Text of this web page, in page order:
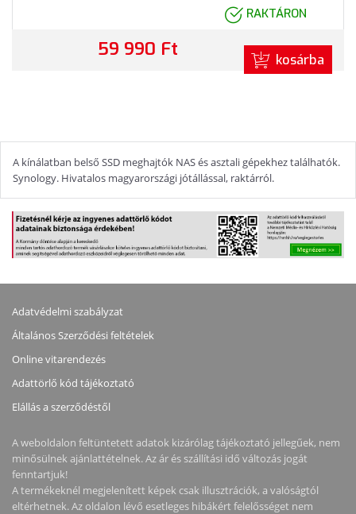
RAKTÁRON
59 990 Ft kosárba
A kínálatban belső SSD meghajtók NAS és asztali gépekhez találhatók.
Synology. Hivatalos magyarországi jótállással, raktárról.
Adatvédelmi szabályzat
Általános Szerződési feltételek
Online vitarendezés
Adattörlő kód tájékoztató
Elállás a szerződéstől
A weboldalon feltüntetett adatok kizárólag tájékoztató jellegűek, nem
minősülnek ajánlattételnek. Az ár és szállítási idő változás jogát
fenntartjuk!
A termékeknél megjelenített képek csak illusztrációk, a valóságtól
eltérhetnek. Az oldalon lévő esetleges hibákért felelősséget nem